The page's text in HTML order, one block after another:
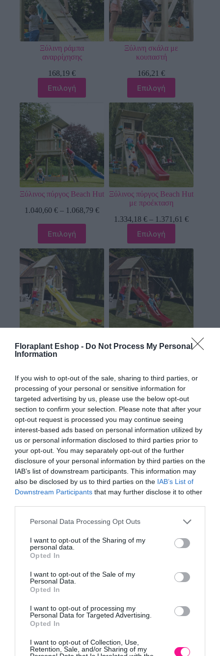
Floraplant Eshop - Do Not Process My Personal
Information
If you wish to opt-out of the sale, sharing to third parties, or
processing of your personal or sensitive information for
targeted advertising by us, please use the below opt-out
section to confirm your selection. Please note that after your
opt-out request is processed you may continue seeing
interest-based ads based on personal information utilized by
us or personal information disclosed to third parties prior to
your opt-out. You may separately opt-out of the further
disclosure of your personal information by third parties on the
IAB’s list of downstream participants. This information may
also be disclosed by us to third parties on the IAB’s List of
Downstream Participants that may further disclose it to other
Please note that this website/app uses one or more Google
not limited to your visit or usage behaviour. You may click to
grant or deny consent to Google and its third-party tags to
use your data for below specified purposes in below Google
consent section.
Personal Data Processing Opt Outs
I want to opt-out of the Sharing of my
personal data.
Opted In
I want to opt-out of the Sale of my
Personal Data.
Opted In
I want to opt-out of processing my
Personal Data for Targeted Advertising.
Opted In
I want to opt-out of Collection, Use,
Retention, Sale, and/or Sharing of my
Ξύλινη ράμπα
αναρρίχησης
168,19€
Επιλογή
Ξύλινη σκάλα με
κουπαστή
166,21€
Επιλογή
Ξύλινος πύργος Beach Hut
1.040,60€ – 1.068,79€
Επιλογή
Ξύλινος πύργος Beach Hut
με προέκταση
1.334,18€ – 1.371,61€
Επιλογή
734,96€
Επιλογή
Ξύλινος πύργος Belvedere
με προέκταση
Επιλογή
Ξύλινος πύργος Cascade
με προέκταση
Επιλογή
Ξύλινος πύργος Crossfit
Επιλογή
938,46€ – 963,85€
προέκταση